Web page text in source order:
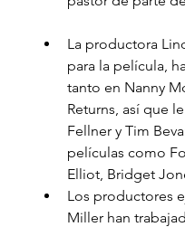
La productora
para la película,
tanto en Nanny
Returns, así que
Fellner y Tim
películas como
Elliot, Bridget
Los productores
Miller han